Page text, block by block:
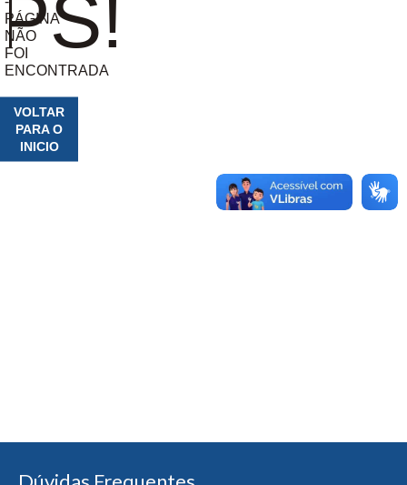
PÁGINA
NÃO
FOI
ENCONTRADA
VOLTAR
PARA O
INICIO